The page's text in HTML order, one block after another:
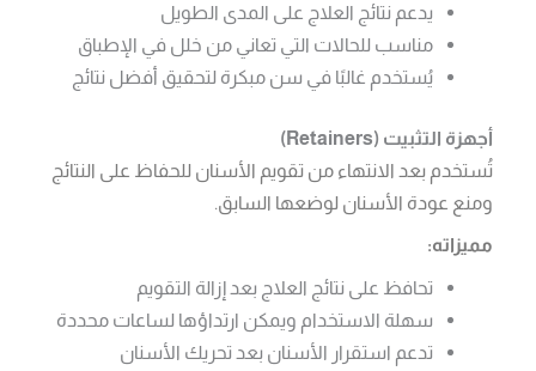
يدعم نتائج العلاج على المدى الطويل
مناسب للحالات التي تعاني من خلل في الإطباق
يُستخدم غالبًا في سن مبكرة لتحقيق أفضل نتائج
أجهزة التثبيت (Retainers)
تُستخدم بعد الانتهاء من تقويم الأسنان للحفاظ على النتائج
ومنع عودة الأسنان لوضعها السابق.
مميزاته:
تحافظ على نتائج العلاج بعد إزالة التقويم
سهلة الاستخدام ويمكن ارتداؤها لساعات محددة
تدعم استقرار الأسنان بعد تحريك الأسنان